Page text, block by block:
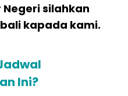
Negeri silahkan
kapada kami.
Ini?